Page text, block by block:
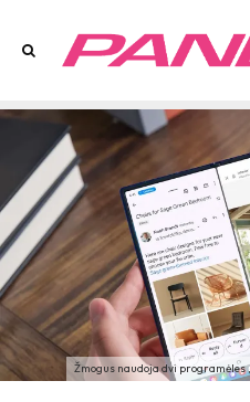
Žmogus naudoja dvi programėles